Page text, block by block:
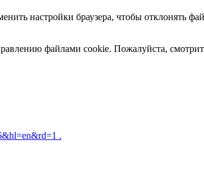
настройки браузера, чтобы отклонять
файлами cookie. Пожалуйста,
.